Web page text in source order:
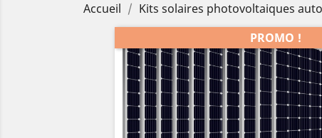
Accueil Kits solaires photovoltaiques
PROMO !